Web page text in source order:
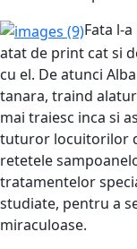
Fata l-
atat de print cat si
cu el. De atunci
tanara, traind
mai traiesc inca si
tuturor locuitorilor
retetele
tratamentelor
studiate, pentru a
miraculoase.